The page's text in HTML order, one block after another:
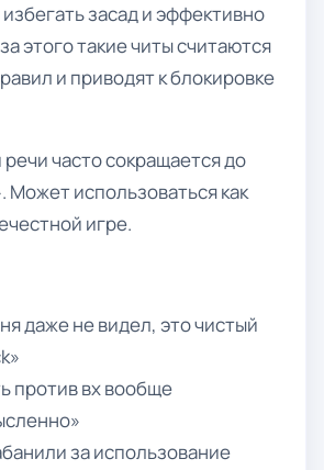
засад и эффективно
этого такие читы считаются
и приводят к блокировке
часто сокращается до
Может использоваться как
игре.
даже не видел, это чистый
против вх вообще
за использование